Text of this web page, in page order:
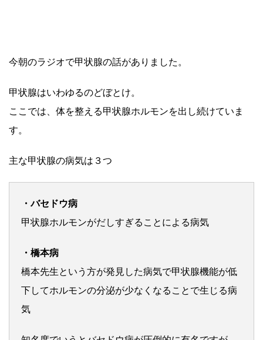
今朝のラジオで甲状腺の話がありました。
甲状腺はいわゆるのどぼとけ。
ここでは、体を整える甲状腺ホルモンを出し続けていま
す。
主な甲状腺の病気は３つ
・バセドウ病
甲状腺ホルモンがだしすぎることによる病気
・橋本病
橋本先生という方が発見した病気で甲状腺機能が低
下してホルモンの分泌が少なくなることで生じる病
気